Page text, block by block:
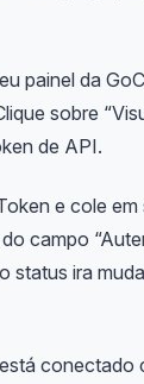
painel da
sobre
de API.
e cole em
campo
status ira
conectado